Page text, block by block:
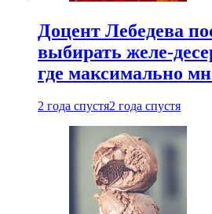
Доцент Лебедева
выбирать желе-
где максимально
2 года спустя2 года спустя